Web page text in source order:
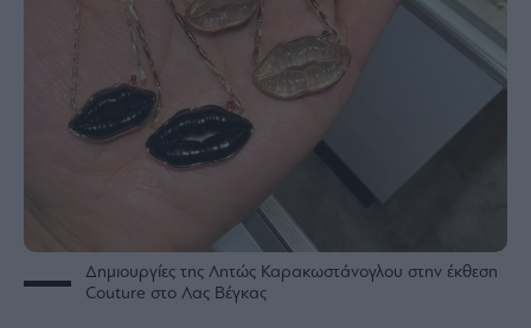
Δημιουργίες της Λητώς Καρακωστάνογλου στην έκθεση
Couture στο Λας Βέγκας